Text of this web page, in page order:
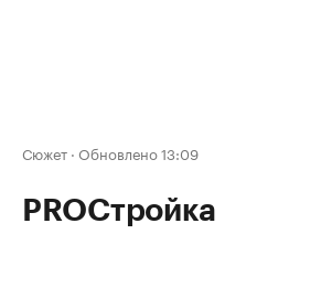
Сюжет · Обновлено 13:09
PROСтройка